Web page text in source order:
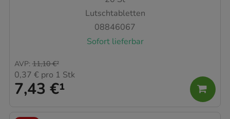
Lutschtabletten
08846067
Sofort lieferbar
7,43 €¹
AVP: 11,10 €²
0,37 € pro 1 Stk